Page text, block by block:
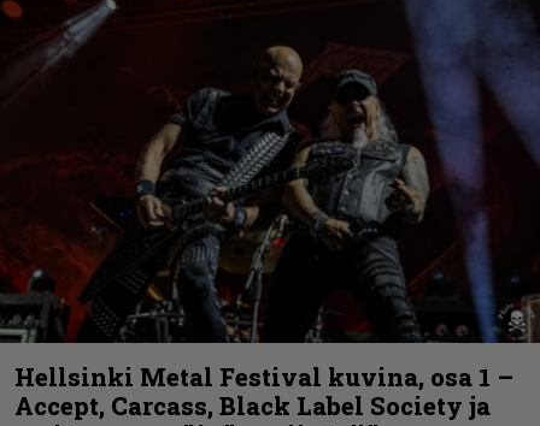
Hellsinki Metal Festival kuvina, osa 1 –
Accept, Carcass, Black Label Society ja